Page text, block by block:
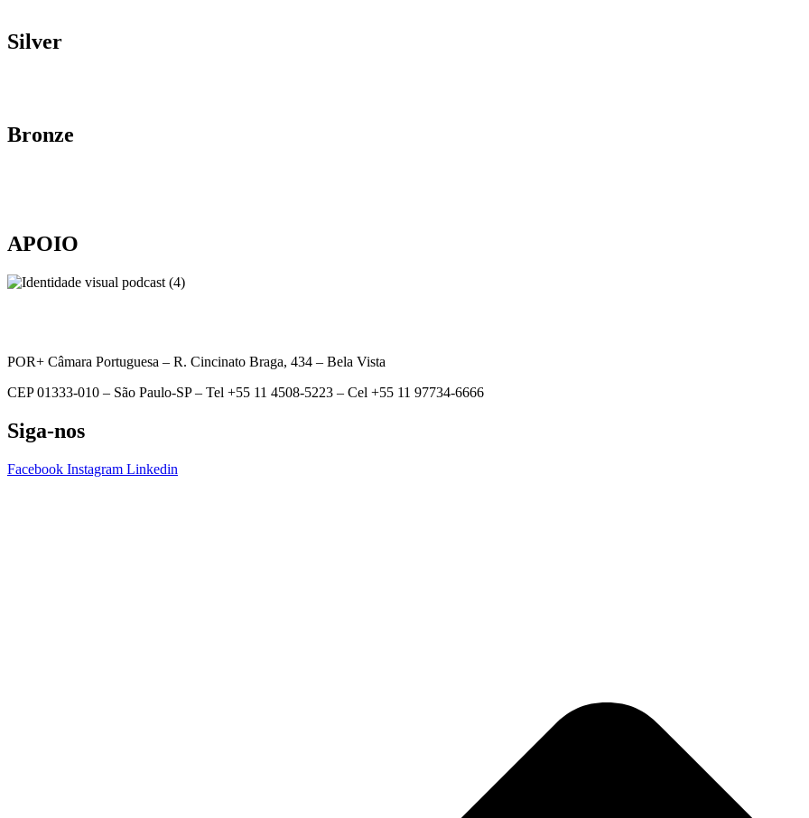
Silver
Bronze
APOIO
POR+ Câmara Portuguesa – R. Cincinato Braga, 434 – Bela Vista
CEP 01333-010 – São Paulo-SP – Tel +55 11 4508-5223 – Cel +55 11 97734-6666
Siga-nos
Facebook Instagram Linkedin